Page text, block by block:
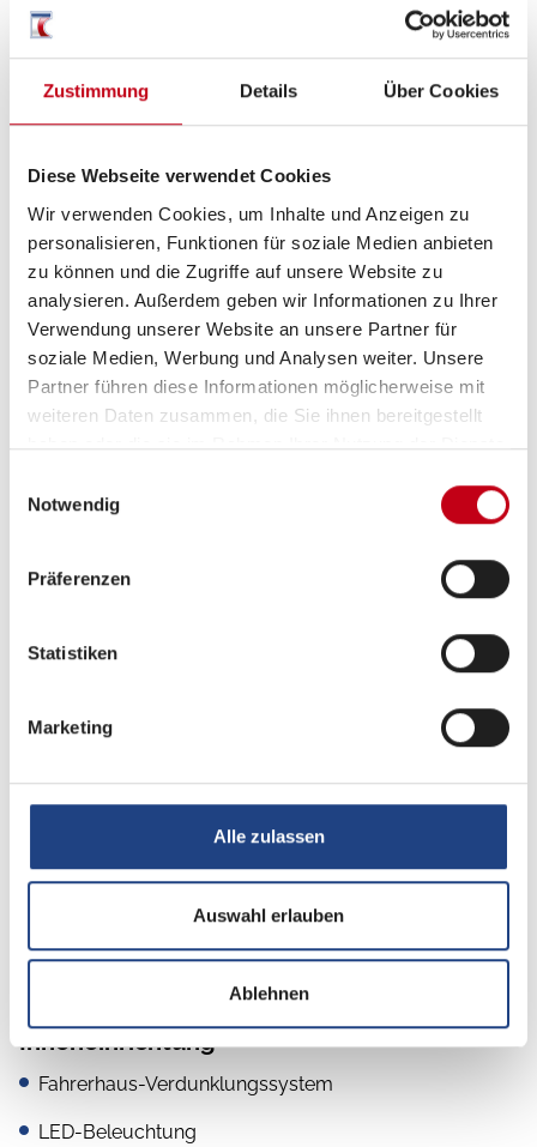
Zustimmung Details Über Cookies
Diese Webseite verwendet Cookies
Wir verwenden Cookies, um Inhalte und Anzeigen zu
personalisieren, Funktionen für soziale Medien anbieten
zu können und die Zugriffe auf unsere Website zu
analysieren. Außerdem geben wir Informationen zu Ihrer
Verwendung unserer Website an unsere Partner für
soziale Medien, Werbung und Analysen weiter. Unsere
Partner führen diese Informationen möglicherweise mit
weiteren Daten zusammen, die Sie ihnen bereitgestellt
haben oder die sie im Rahmen Ihrer Nutzung der Dienste
Notwendig
Präferenzen
Statistiken
Marketing
Alle zulassen
Auswahl erlauben
Ablehnen
Außenspiegel elektrisch
Außenspiegel beheizbar
ASR
Alufelgen
Aufbau
Fahrradträger für 3 Räder
Einstiegstufe elektrisch
Vorzeltleuchte
Mini-Heki
Heckgarage
Inneneinrichtung
Fahrerhaus-Verdunklungssystem
LED-Beleuchtung